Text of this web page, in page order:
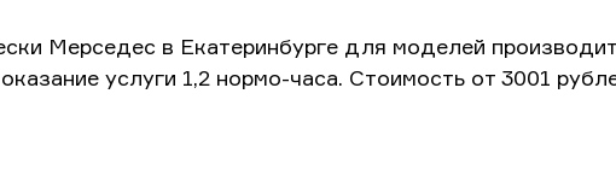
Мерседес в Екатеринбурге для моделей
услуги 1,2 нормо-часа. Стоимость от 3001